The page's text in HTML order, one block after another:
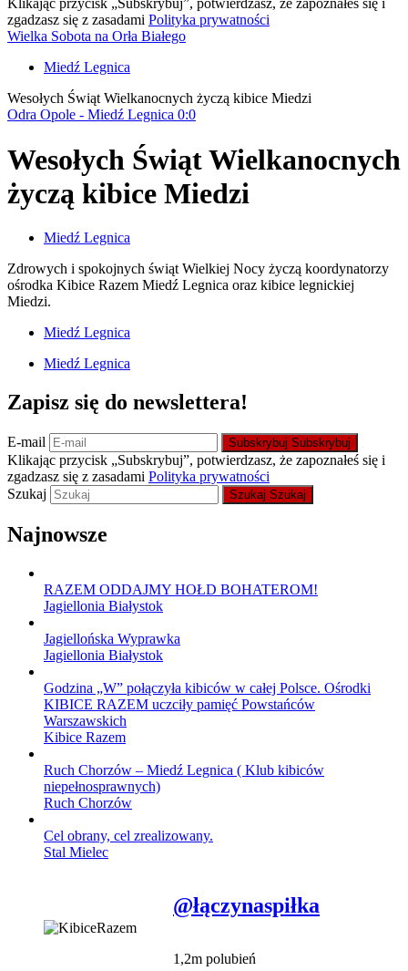
Klikając przycisk „Subskrybuj”, potwierdzasz, że zapoznałeś się i
zgadzasz się z zasadami Polityka prywatności
Wielka Sobota na Orła Białego
Miedź Legnica
Wesołych Świąt Wielkanocnych życzą kibice Miedzi
Odra Opole - Miedź Legnica 0:0
Wesołych Świąt Wielkanocnych
życzą kibice Miedzi
Miedź Legnica
Zdrowych i spokojnych świąt Wielkiej Nocy życzą koordynatorzy
ośrodka Kibice Razem Miedź Legnica oraz kibice legnickiej
Miedzi.
Miedź Legnica
Miedź Legnica
Zapisz się do newslettera!
E-mail Subskrybuj Subskrybuj
Klikając przycisk „Subskrybuj”, potwierdzasz, że zapoznałeś się i
zgadzasz się z zasadami Polityka prywatności
Szukaj
Szukaj Szukaj
Najnowsze
RAZEM ODDAJMY HOŁD BOHATEROM!
Jagiellonia Białystok
Jagiellońska Wyprawka
Jagiellonia Białystok
Godzina „W” połączyła kibiców w całej Polsce. Ośrodki
KIBICE RAZEM uczciły pamięć Powstańców
Warszawskich
Kibice Razem
Ruch Chorzów – Miedź Legnica ( Klub kibiców
niepełnosprawnych)
Ruch Chorzów
Cel obrany, cel zrealizowany.
Stal Mielec
@łączynaspiłka
1,2m polubień